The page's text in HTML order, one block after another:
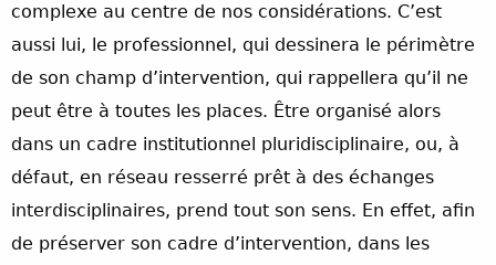
complexe au centre de nos considérations. C’est
aussi lui, le professionnel, qui dessinera le périmètre
de son champ d’intervention, qui rappellera qu’il ne
peut être à toutes les places. Être organisé alors
dans un cadre institutionnel pluridisciplinaire, ou, à
défaut, en réseau resserré prêt à des échanges
interdisciplinaires, prend tout son sens. En effet, afin
de préserver son cadre d’intervention, dans les